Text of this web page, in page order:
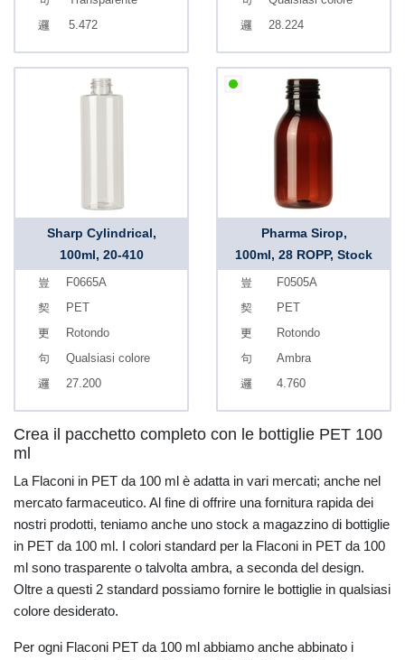
5.472
28.224
Sharp Cylindrical,
100ml, 20-410
F0665A
PET
Rotondo
Qualsiasi colore
27.200
Pharma Sirop,
100ml, 28 ROPP, Stock
F0505A
PET
Rotondo
Ambra
4.760
Crea il pacchetto completo con le bottiglie PET 100
ml
La Flaconi in PET da 100 ml è adatta in vari mercati; anche nel
mercato farmaceutico. Al fine di offrire una fornitura rapida dei
nostri prodotti, teniamo anche uno stock a magazzino di bottiglie
in PET da 100 ml. I colori standard per la Flaconi in PET da 100
ml sono trasparente o talvolta ambra, a seconda del design.
Oltre a questi 2 standard possiamo fornire le bottiglie in qualsiasi
colore desiderato.
Per ogni Flaconi PET da 100 ml abbiamo anche abbinato i